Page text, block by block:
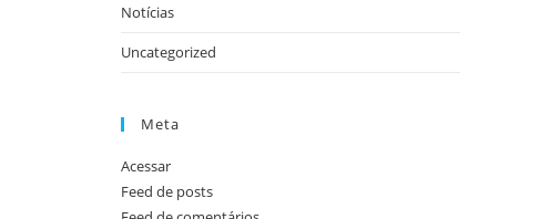
Notícias
Uncategorized
Meta
Acessar
Feed de posts